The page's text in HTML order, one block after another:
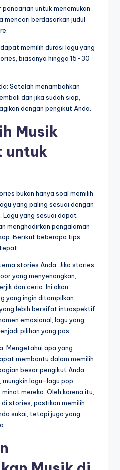
pencarian untuk menemukan
mencari berdasarkan judul
memilih durasi lagu yang
biasanya hingga 15-30
Setelah menambahkan
dan jika sudah siap,
dengan pengikut Anda.
Musik
untuk
bukan hanya soal memilih
yang paling sesuai dengan
Lagu yang sesuai dapat
menghadirkan pengalaman
Berikut beberapa tips
stories Anda. Jika stories
yang menyenangkan,
dan ceria. Ini akan
yang ingin ditampilkan.
lebih bersifat introspektif
emosional, lagu yang
pilihan yang pas.
Mengetahui apa yang
membantu dalam memilih
besar pengikut Anda
mungkin lagu-lagu pop
mereka. Oleh karena itu,
stories, pastikan memilih
sukai, tetapi juga yang